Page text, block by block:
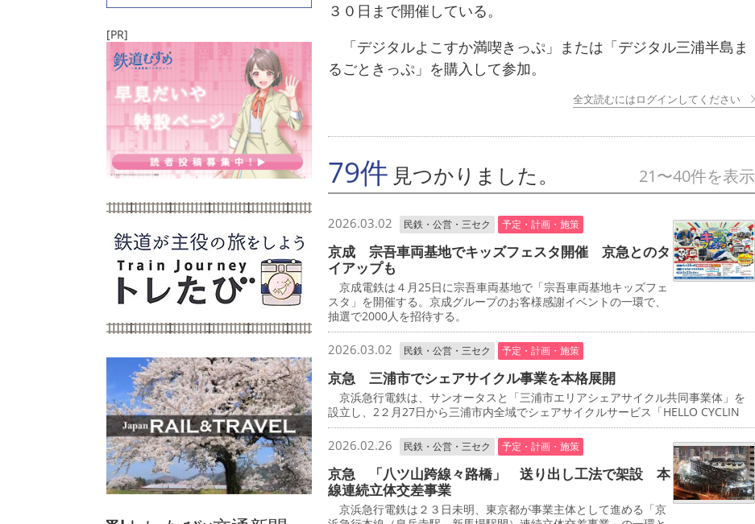
[PR]
３０日まで開催している。
「デジタルよこすか満喫きっぷ」または「デジタル三浦半島ま
るごときっぷ」を購入して参加。
全文読むにはログインしてください
79件 見つかりました。 21〜40件を表示
2026.03.02 民鉄・公営・三セク 予定・計画・施策
京成 宗吾車両基地でキッズフェスタ開催 京急とのタ
イアップも
京成電鉄は４月25日に宗吾車両基地で「宗吾車両基地キッズフェ
スタ」を開催する。京成グループのお客様感謝イベントの一環で、
抽選で2000人を招待する。
2026.03.02 民鉄・公営・三セク 予定・計画・施策
京急 三浦市でシェアサイクル事業を本格展開
京浜急行電鉄は、サンオータスと「三浦市エリアシェアサイクル共同事業体」を
設立し、2２月27日から三浦市内全域でシェアサイクルサービス「HELLO CYCLIN
2026.02.26 民鉄・公営・三セク 予定・計画・施策
京急 「八ツ山跨線々路橋」 送り出し工法で架設 本
線連続立体交差事業
京浜急行電鉄は２３日未明、東京都が事業主体として進める「京